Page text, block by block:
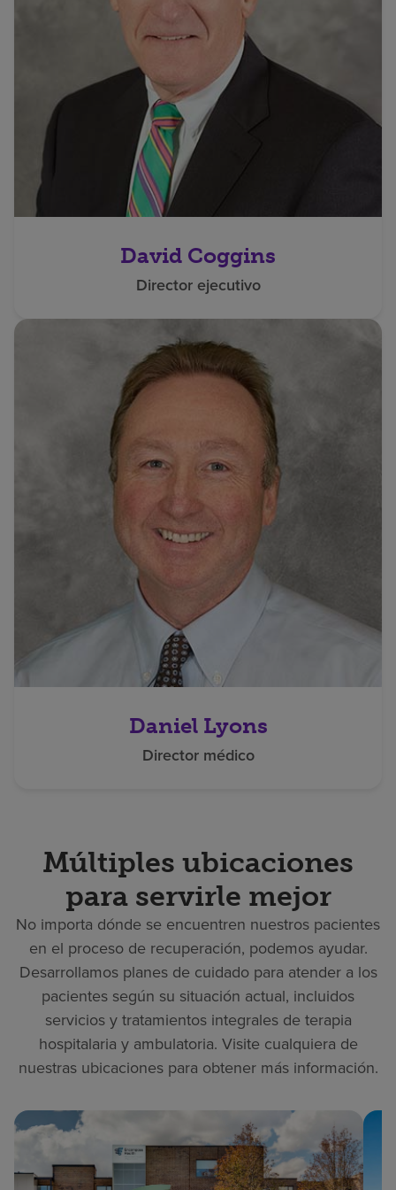
David Coggins
Director ejecutivo
Daniel Lyons
Director médico
Múltiples ubicaciones
para servirle mejor
No importa dónde se encuentren nuestros pacientes
en el proceso de recuperación, podemos ayudar.
Desarrollamos planes de cuidado para atender a los
pacientes según su situación actual, incluidos
servicios y tratamientos integrales de terapia
hospitalaria y ambulatoria. Visite cualquiera de
nuestras ubicaciones para obtener más información.